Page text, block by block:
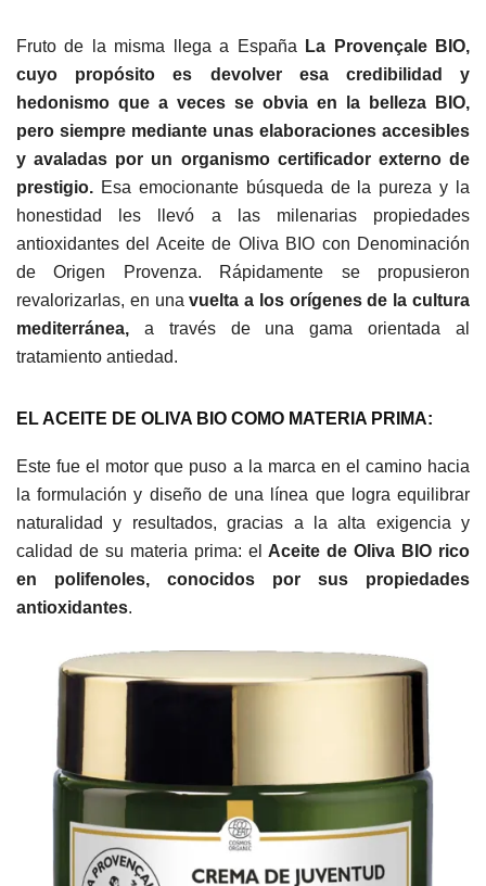
Fruto de la misma llega a España
La Provençale BIO,
cuyo propósito es devolver esa credibilidad y
hedonismo que a veces se obvia en la belleza BIO,
pero siempre mediante unas elaboraciones accesibles
y avaladas por un organismo certificador externo de
prestigio. Esa emocionante búsqueda de la pureza y la
honestidad les llevó a las milenarias propiedades
antioxidantes del Aceite de Oliva BIO con Denominación
de Origen Provenza. Rápidamente se propusieron
revalorizarlas, en unavuelta a los orígenes de la cultura
mediterránea, a través de una gama orientada al
tratamiento antiedad.
EL ACEITE DE OLIVA BIO COMO MATERIA PRIMA:
Este fue el motor que puso a la marca en el camino hacia
la formulación y diseño de una línea que logra equilibrar
naturalidad y resultados, gracias a la alta exigencia y
calidad de su materia prima: el Aceite de Oliva BIO rico
en polifenoles, conocidos por sus propiedades
antioxidantes.